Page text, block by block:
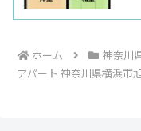
ホーム 神奈川
アパート 神奈川県横浜市